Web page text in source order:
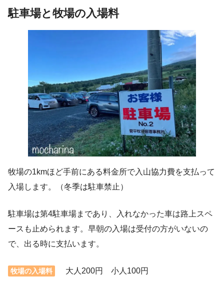
駐車場と牧場の入場料
牧場の1kmほど手前にある料金所で入山協力費を支払って
入場します。（冬季は駐車禁止）
駐車場は第4駐車場まであり、入れなかった車は路上スペ
ースも止められます。早朝の入場は受付の方がいないの
で、出る時に支払います。
牧場の入場料 大人200円 小人100円